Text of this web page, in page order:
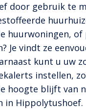
door gebruik te
huurwoningen,
Je vindt ze
kunt u uw
instellen,
hoogte blijft van
in Hippolytushoef.